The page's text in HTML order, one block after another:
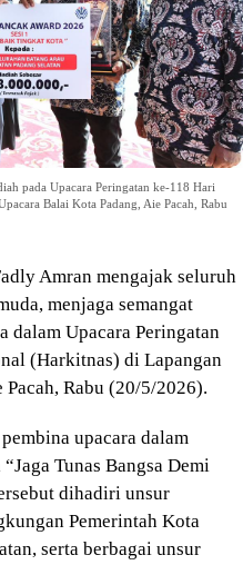
pada Upacara Peringatan ke-118 Hari
Balai Kota Padang, Aie Pacah, Rabu
Amran mengajak seluruh
menjaga semangat
dalam Upacara Peringatan
(Harkitnas) di Lapangan
Rabu (20/5/2026).
upacara dalam
Tunas Bangsa Demi
dihadiri unsur
Pemerintah Kota
serta berbagai unsur